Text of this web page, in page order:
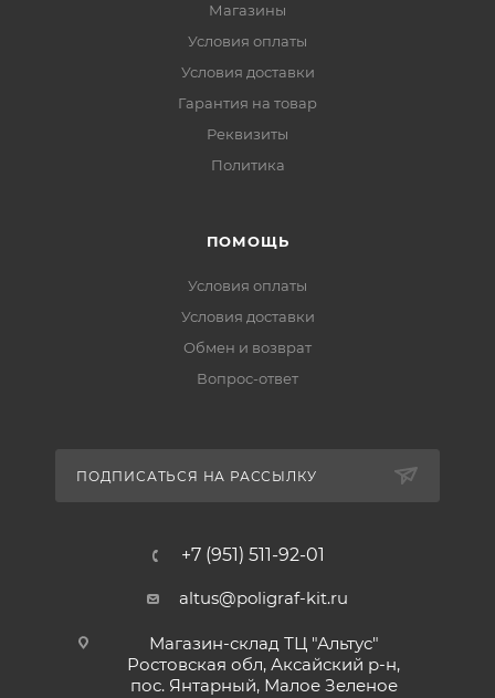
Магазины
Условия оплаты
Условия доставки
Гарантия на товар
Реквизиты
Политика
ПОМОЩЬ
Условия оплаты
Условия доставки
Обмен и возврат
Вопрос-ответ
ПОДПИСАТЬСЯ НА РАССЫЛКУ
+7 (951) 511-92-01
altus@poligraf-kit.ru
Магазин-склад ТЦ "Альтус"
Ростовская обл, Аксайский р-н,
пос. Янтарный, Малое Зеленое